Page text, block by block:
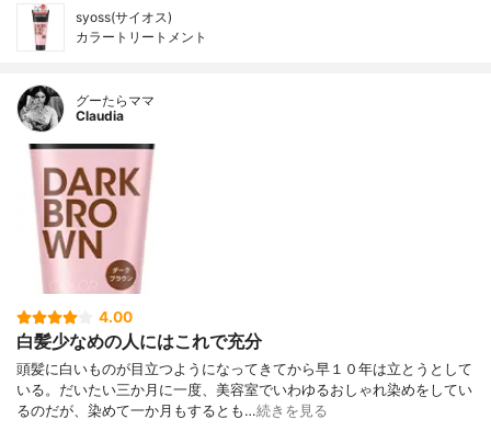
syoss(サイオス)
カラートリートメント
グーたらママ
Claudia
4.00
白髪少なめの人にはこれで充分
頭髪に白いものが目立つようになってきてから早１０年は立とうとして
いる。だいたい三か月に一度、美容室でいわゆるおしゃれ染めをしてい
るのだが、染めて一か月もするとも…続きを見る